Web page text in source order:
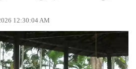
12:30:04 AM